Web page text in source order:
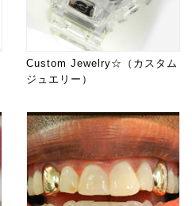
Custom Jewelry☆（カスタム
ジュエリー）